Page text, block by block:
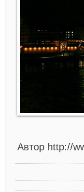
Автор http://